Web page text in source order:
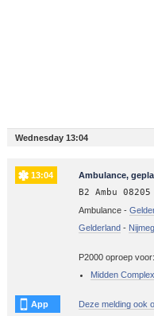
Wednesday 13:04
13:04 Ambulance,
B2 Ambu
Ambulance -
Gelderland -
P2000 oproep voor:
Midden
App
Deze melding ook